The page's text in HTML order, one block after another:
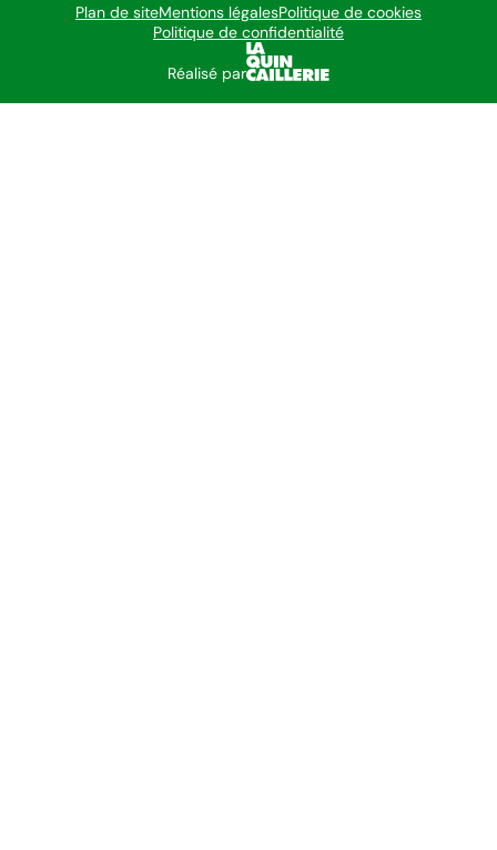
Plan de siteMentions légalesPolitique de cookies
Politique de confidentialité
Réalisé par